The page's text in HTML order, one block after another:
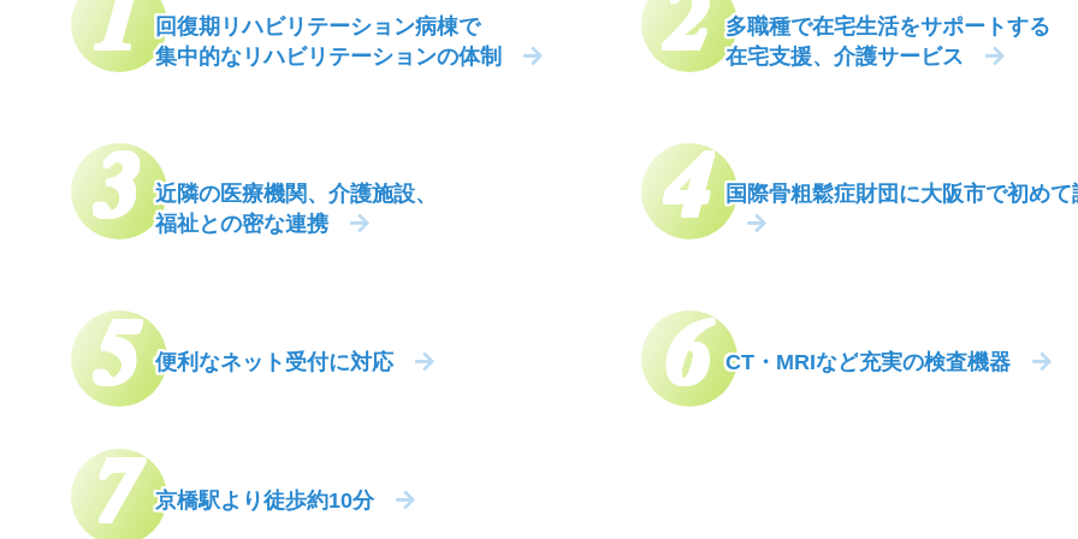
詳しくはこちら
詳しくはこちら
2026年4月10日（金)
整形外科の代診情報、小児科の休診情報を更新しました。詳細は添付ファイルをご確認下
回復期リハビリテーション病棟で
集中的なリハビリテーションの体制
多職種で在宅生活をサポートする
在宅支援、介護サービス
近隣の医療機関、介護施設、
福祉との密な連携
国際骨粗鬆症財団に大阪市で初めて
便利なネット受付に対応 CT・MRIなど充実の検査機器
京橋駅より徒歩約10分